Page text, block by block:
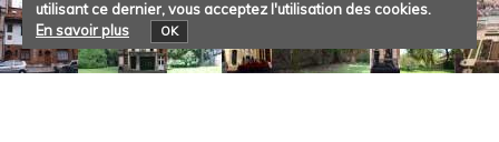
utilisant ce dernier, vous acceptez l'utilisation des cookies.
En savoir plus
OK